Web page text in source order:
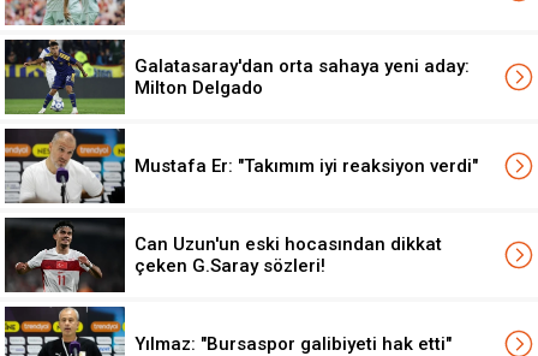
Galatasaray'dan orta sahaya yeni aday:
Milton Delgado
Mustafa Er: "Takımım iyi reaksiyon verdi"
Can Uzun'un eski hocasından dikkat
çeken G.Saray sözleri!
Yılmaz: "Bursaspor galibiyeti hak etti"